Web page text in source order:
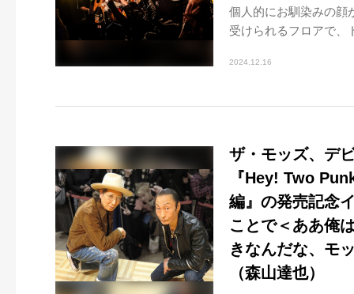
個人的にお馴染みの顔
受けられるフロアで、
2024.12.16
ザ・モッズ、デ
『Hey! Two
編』の発売記念
ことで＜ああ俺
きなんだな、モ
（森山達也）